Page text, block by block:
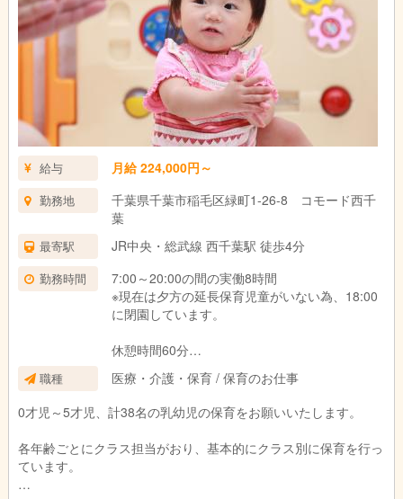
給与 月給 224,000円～
勤務地
千葉県千葉市稲毛区緑町1-26-8 コモード西千
葉
最寄駅 JR中央・総武線 西千葉駅 徒歩4分
勤務時間
7:00～20:00の間の実働8時間
※現在は夕方の延長保育児童がいない為、18:00
に閉園しています。
休憩時間60分
土曜出勤の場合は18：00で業務終了となりま
す。
（土曜出勤があった際は、必ず平日に代休があ
ります）
職種
医療・介護・保育 / 保育のお仕事
0才児～5才児、計38名の乳幼児の保育をお願いいたします。
各年齢ごとにクラス担当がおり、基本的にクラス別に保育を行っ
ています。